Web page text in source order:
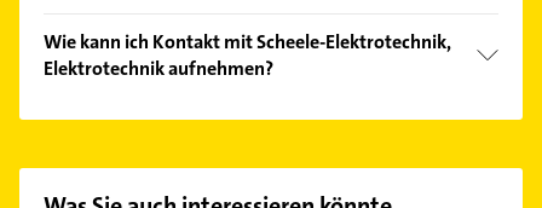
Elektrikerarbeiten, Elektrogeräteinstallation,
Elektrotechnik und Kabelverlegung.
Wie kann ich Kontakt mit Scheele-Elektrotechnik,
Elektrotechnik aufnehmen?